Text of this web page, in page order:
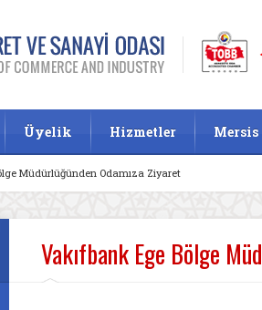
Üyelik Hizmetler Mersis
Müdürlüğünden Odamıza Ziyaret
Vakıfbank Ege Bölge